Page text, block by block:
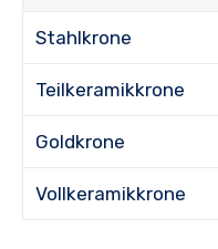
Stahlkrone
Teilkeramikkrone
Goldkrone
Vollkeramikkrone